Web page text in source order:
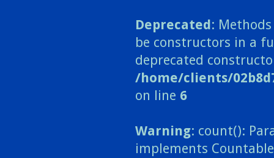
Deprecated:
be constructors in a
deprecated
/home/clients/
on line 6
Warning: count():
implements